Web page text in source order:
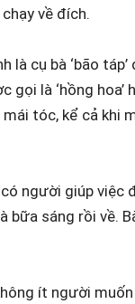
về đích.
cụ bà ‘bão
là ‘hồng hoa’
tóc, kể cả
người giúp việc
bữa sáng rồi về.
ít người